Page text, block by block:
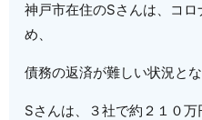
神戸市在住のSさんは、コ
め、
債務の返済が難しい状況と
Sさんは、３社で約２１０万